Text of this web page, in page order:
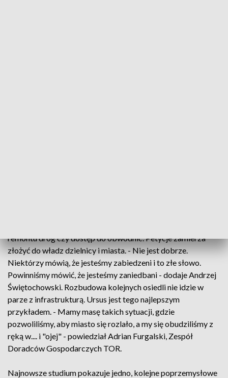
remontu dróg czy dostęp do obwodnic. Petycje zamierza
złożyć do władz dzielnicy i miasta. - Nie jest dobrze.
Niektórzy mówią, że jesteśmy zabiedzeni i to złe słowo.
Powinniśmy mówić, że jesteśmy zaniedbani - dodaje Andrzej
Świętochowski. Rozbudowa kolejnych osiedli nie idzie w
parze z infrastrukturą. Ursus jest tego najlepszym
przykładem. - Mamy masę takich sytuacji, gdzie
pozwoliliśmy, aby miasto się rozlało, a my się obudziliśmy z
ręką w.... i "ojej" - powiedział Adrian Furgalski, Zespół
Doradców Gospodarczych TOR.
Najnowsze studium pokazuje jedno, kolejne poprzemysłowe